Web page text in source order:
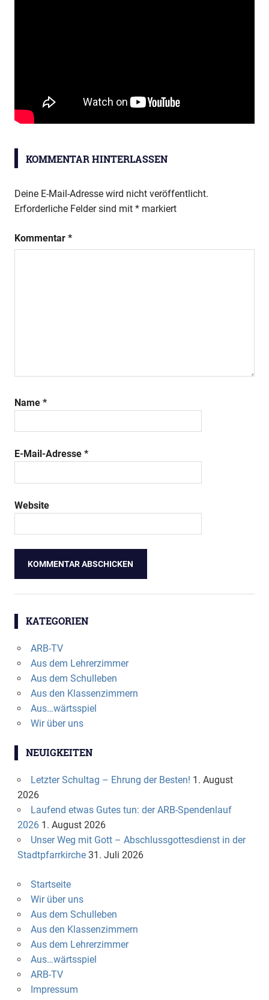
Nikolaus
KOMMENTAR HINTERLASSEN
Deine E-Mail-Adresse wird nicht veröffentlicht.
Erforderliche Felder sind mit * markiert
Kommentar *
Name *
E-Mail-Adresse *
Website
KATEGORIEN
ARB-TV
Aus dem Lehrerzimmer
Aus dem Schulleben
Aus den Klassenzimmern
Aus…wärtsspiel
Wir über uns
NEUIGKEITEN
Letzter Schultag – Ehrung der Besten! 1. August
2026
Laufend etwas Gutes tun: der ARB-Spendenlauf
2026 1. August 2026
Unser Weg mit Gott – Abschlussgottesdienst in der
Stadtpfarrkirche 31. Juli 2026
Startseite
Wir über uns
Aus dem Schulleben
Aus den Klassenzimmern
Aus dem Lehrerzimmer
Aus…wärtsspiel
ARB-TV
Impressum